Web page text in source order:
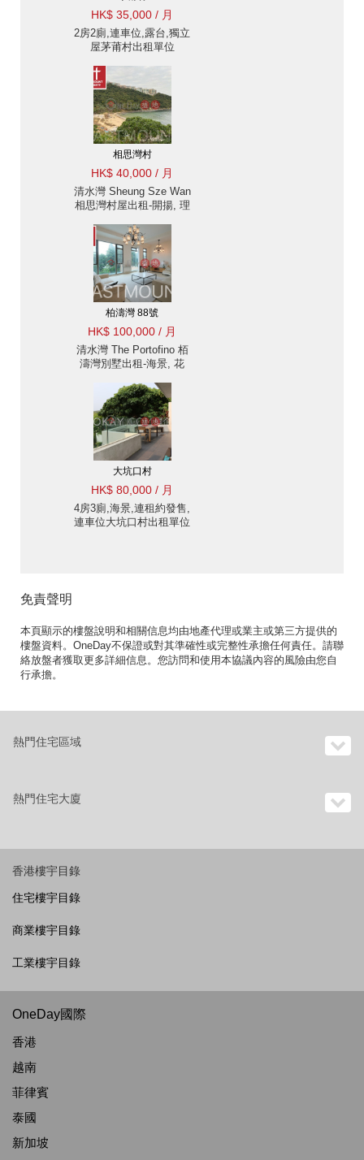
HK$ 35,000 / 月
2房2廁,連車位,露台,獨立
屋茅莆村出租單位
相思灣村
HK$ 40,000 / 月
清水灣 Sheung Sze Wan
相思灣村屋出租-開揚, 理
思灣村出售單位
柏濤灣 88號
HK$ 100,000 / 月
清水灣 The Portofino 栢
濤灣別墅出租-海景, 花
Property 東豪地產
ID:2885柏濤灣 88號出售
單位
大坑口村
HK$ 80,000 / 月
4房3廁,海景,連租約發售,
連車位大坑口村出租單位
免責聲明
本頁顯示的樓盤說明和相關信息均由地產代理或業主或第三方提供的
樓盤資料。OneDay不保證或對其準確性或完整性承擔任何責任。請聯
絡放盤者獲取更多詳細信息。您訪問和使用本協議內容的風險由您自
行承擔。
熱門住宅區域
熱門住宅大廈
香港樓宇目錄
住宅樓宇目錄
商業樓宇目錄
工業樓宇目錄
OneDay國際
香港
越南
菲律賓
泰國
新加坡